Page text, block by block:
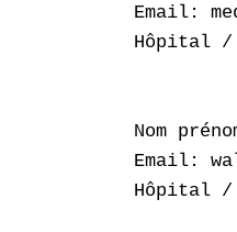
Email:
Hôpital /
Nom
Email:
Hôpital /